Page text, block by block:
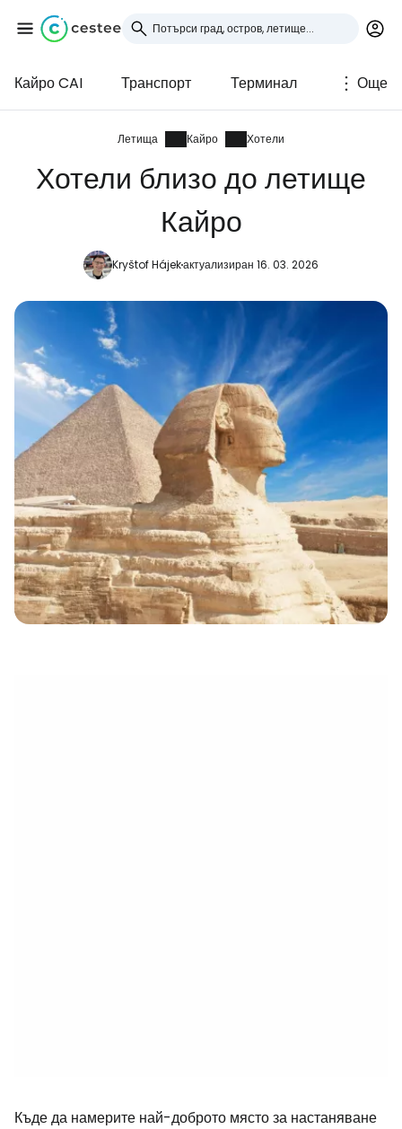
Кайро CAI Транспорт Терминал Още
Летища Кайро Хотели
Хотели близо до летище
Кайро
Kryštof Hájekактуализиран 16. 03. 2026
Къде да намерите най-доброто място за настаняване
Влезте в Cestee
... световната общност на туристите
Продължете с Google
Продължете с Facebook
Продължете с имейл